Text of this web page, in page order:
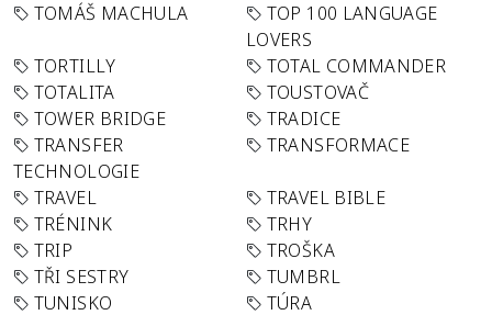
TOMÁŠ MACHULA
TOP 100 LANGUAGE
LOVERS
TORTILLY
TOTAL COMMANDER
TOTALITA
TOUSTOVAČ
TOWER BRIDGE
TRADICE
TRANSFER
TECHNOLOGIE
TRANSFORMACE
TRAVEL
TRAVEL BIBLE
TRÉNINK
TRHY
TRIP
TROŠKA
TŘI SESTRY
TUMBRL
TUNISKO
TÚRA